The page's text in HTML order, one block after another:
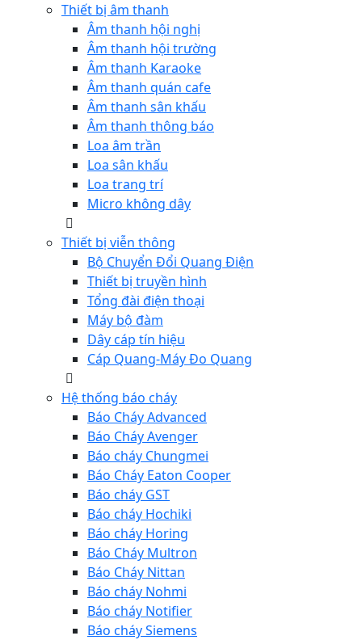
Thiết bị âm thanh
Âm thanh hội nghị
Âm thanh hội trường
Âm thanh Karaoke
Âm thanh quán cafe
Âm thanh sân khấu
Âm thanh thông báo
Loa âm trần
Loa sân khấu
Loa trang trí
Micro không dây
Thiết bị viễn thông
Bộ Chuyển Đổi Quang Điện
Thiết bị truyền hình
Tổng đài điện thoại
Máy bộ đàm
Dây cáp tín hiệu
Cáp Quang-Máy Đo Quang
Hệ thống báo cháy
Báo Cháy Advanced
Báo Cháy Avenger
Báo cháy Chungmei
Báo Cháy Eaton Cooper
Báo cháy GST
Báo cháy Hochiki
Báo cháy Horing
Báo Cháy Multron
Báo Cháy Nittan
Báo cháy Nohmi
Báo cháy Notifier
Báo cháy Siemens